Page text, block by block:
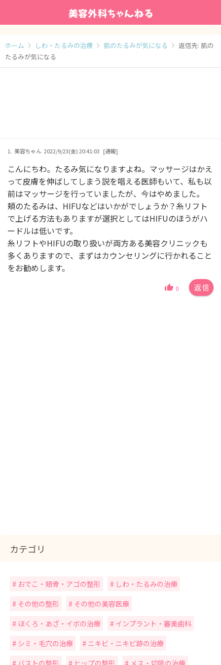
ホーム しわ・たるみの治療 肌のたるみが気になる
返信先: 肌の
たるみが気になる
1. 美容ちゃん 2022/9/23(金) 20:41:03 [通報]
こんにちわ。たるみ気になりますよね。マッサージはかえ
って皮膚を伸ばしてしまう説を唱える医師もいて、私も以
前はマッサージを行っていましたが、今はやめました。
頬のたるみは、HIFUなどはいかがでしょうか？糸リフト
で上げる方法もありますが選択としてはHIFUのほうがハ
ードルは低いです。
糸リフトやHIFUの取り扱いが両方ある美容クリニックも
多くありますので、まずはカウンセリングに行かれること
をお勧めします。
返信
0
カテゴリ
おでこ・頬骨・アゴの整形
しわ・たるみの治療
その他の整形
その他の美容医療
ほくろ・あざ・イボの治療
インプラント・審美歯科
シミ・毛穴の治療
ニキビ・ニキビ跡の治療
バストの整形
ヒップの整形 メス・切除の治療